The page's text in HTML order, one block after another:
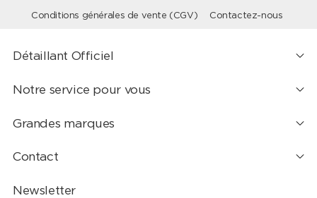
Conditions générales de vente (CGV) Contactez-nous
Détaillant Officiel
Notre service pour vous
Grandes marques
Contact
Newsletter